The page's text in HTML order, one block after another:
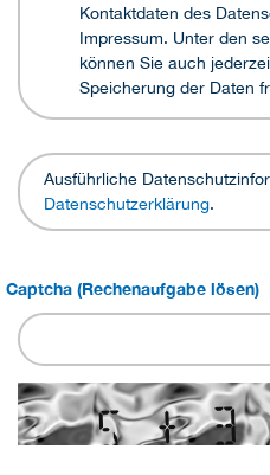
Kontaktdaten des
Impressum. Unter den
können Sie auch
Speicherung der Daten
Ausführliche
Datenschutzerklärung.
Captcha (Rechenaufgabe lösen)